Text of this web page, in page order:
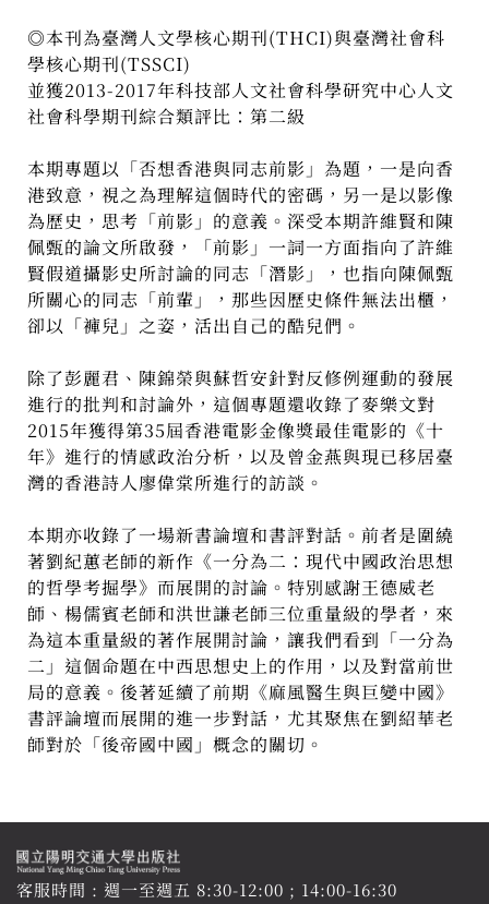
◎本刊為臺灣人文學核心期刊(THCI)與臺灣社會科
學核心期刊(TSSCI)
並獲2013-2017年科技部人文社會科學研究中心人文
社會科學期刊綜合類評比：第二級
本期專題以「否想香港與同志前影」為題，一是向香
港致意，視之為理解這個時代的密碼，另一是以影像
為歷史，思考「前影」的意義。深受本期許維賢和陳
佩甄的論文所啟發，「前影」一詞一方面指向了許維
賢假道攝影史所討論的同志「潛影」，也指向陳佩甄
所關心的同志「前輩」，那些因歷史條件無法出櫃，
卻以「褲兒」之姿，活出自己的酷兒們。
除了彭麗君、陳錦榮與蘇哲安針對反修例運動的發展
進行的批判和討論外，這個專題還收錄了麥樂文對
2015年獲得第35屆香港電影金像獎最佳電影的《十
年》進行的情感政治分析，以及曾金燕與現已移居臺
灣的香港詩人廖偉棠所進行的訪談。
本期亦收錄了一場新書論壇和書評對話。前者是圍繞
著劉紀蕙老師的新作《一分為二：現代中國政治思想
的哲學考掘學》而展開的討論。特別感謝王德威老
師、楊儒賓老師和洪世謙老師三位重量級的學者，來
為這本重量級的著作展開討論，讓我們看到「一分為
二」這個命題在中西思想史上的作用，以及對當前世
局的意義。後著延續了前期《麻風醫生與巨變中國》
書評論壇而展開的進一步對話，尤其聚焦在劉紹華老
師對於「後帝國中國」概念的關切。
客服時間 : 週一至週五 8:30-12:00 ; 14:00-16:30